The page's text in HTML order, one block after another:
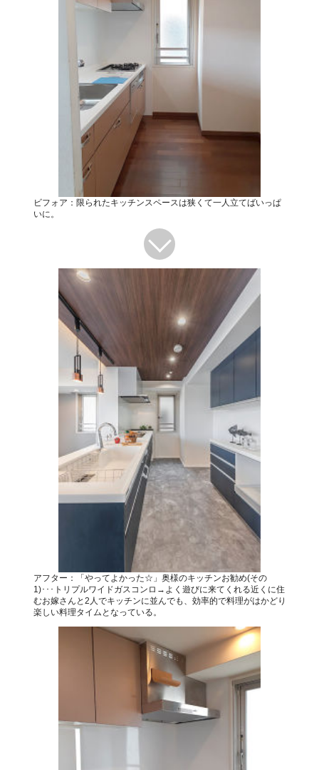
ビフォア：限られたキッチンスペースは狭くて一人立てばいっぱ
いに。
アフター：「やってよかった☆」奥様のキッチンお勧め(その
1)･･･トリプルワイドガスコンロ→よく遊びに来てくれる近くに住
むお嫁さんと2人でキッチンに並んでも、効率的で料理がはかどり
楽しい料理タイムとなっている。